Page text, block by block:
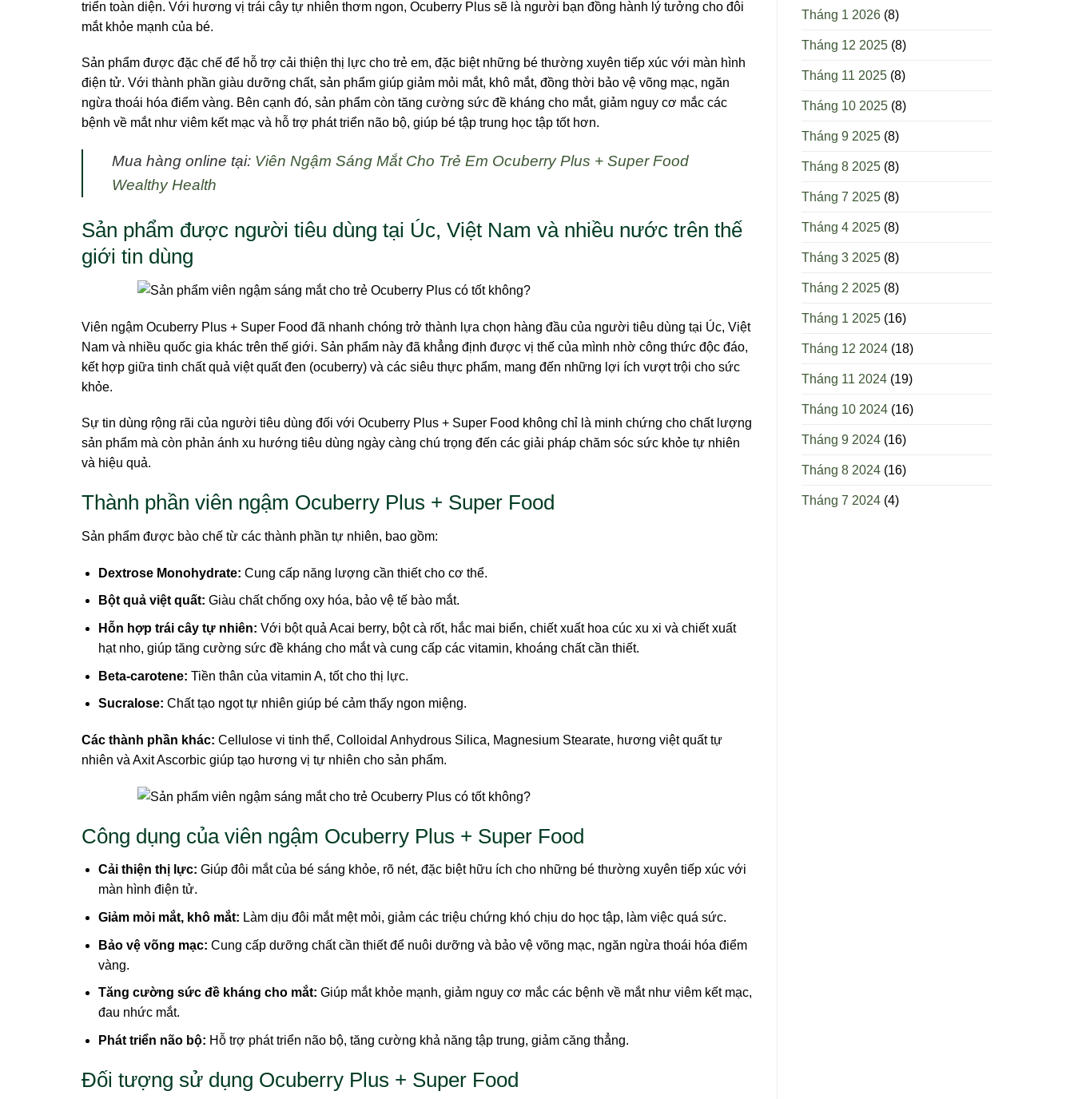
triển toàn diện. Với hương vị trái cây tự nhiên thơm ngon, Ocuberry Plus sẽ là người bạn đồng hành lý tưởng cho đôi
mắt khỏe mạnh của bé.
Sản phẩm được đặc chế để hỗ trợ cải thiện thị lực cho trẻ em, đặc biệt những bé thường xuyên tiếp xúc với màn hình
điện tử. Với thành phần giàu dưỡng chất, sản phẩm giúp giảm mỏi mắt, khô mắt, đồng thời bảo vệ võng mạc, ngăn
ngừa thoái hóa điểm vàng. Bên cạnh đó, sản phẩm còn tăng cường sức đề kháng cho mắt, giảm nguy cơ mắc các
bệnh về mắt như viêm kết mạc và hỗ trợ phát triển não bộ, giúp bé tập trung học tập tốt hơn.
Mua hàng online tại: Viên Ngậm Sáng Mắt Cho Trẻ Em Ocuberry Plus + Super Food
Wealthy Health
Sản phẩm được người tiêu dùng tại Úc, Việt Nam và nhiều nước trên thế
giới tin dùng
Viên ngậm Ocuberry Plus + Super Food đã nhanh chóng trở thành lựa chọn hàng đầu của người tiêu dùng tại Úc, Việt
Nam và nhiều quốc gia khác trên thế giới. Sản phẩm này đã khẳng định được vị thế của mình nhờ công thức độc đáo,
kết hợp giữa tinh chất quả việt quất đen (ocuberry) và các siêu thực phẩm, mang đến những lợi ích vượt trội cho sức
khỏe.
Sự tin dùng rộng rãi của người tiêu dùng đối với Ocuberry Plus + Super Food không chỉ là minh chứng cho chất lượng
sản phẩm mà còn phản ánh xu hướng tiêu dùng ngày càng chú trọng đến các giải pháp chăm sóc sức khỏe tự nhiên
và hiệu quả.
Thành phần viên ngậm Ocuberry Plus + Super Food
Sản phẩm được bào chế từ các thành phần tự nhiên, bao gồm:
Dextrose Monohydrate: Cung cấp năng lượng cần thiết cho cơ thể.
Bột quả việt quất: Giàu chất chống oxy hóa, bảo vệ tế bào mắt.
Hỗn hợp trái cây tự nhiên: Với bột quả Acai berry, bột cà rốt, hắc mai biển, chiết xuất hoa cúc xu xi và chiết xuất
hạt nho, giúp tăng cường sức đề kháng cho mắt và cung cấp các vitamin, khoáng chất cần thiết.
Beta-carotene: Tiền thân của vitamin A, tốt cho thị lực.
Sucralose: Chất tạo ngọt tự nhiên giúp bé cảm thấy ngon miệng.
Các thành phần khác: Cellulose vi tinh thể, Colloidal Anhydrous Silica, Magnesium Stearate, hương việt quất tự
nhiên và Axit Ascorbic giúp tạo hương vị tự nhiên cho sản phẩm.
Công dụng của viên ngậm Ocuberry Plus + Super Food
Cải thiện thị lực: Giúp đôi mắt của bé sáng khỏe, rõ nét, đặc biệt hữu ích cho những bé thường xuyên tiếp xúc với
màn hình điện tử.
Giảm mỏi mắt, khô mắt: Làm dịu đôi mắt mệt mỏi, giảm các triệu chứng khó chịu do học tập, làm việc quá sức.
Bảo vệ võng mạc: Cung cấp dưỡng chất cần thiết để nuôi dưỡng và bảo vệ võng mạc, ngăn ngừa thoái hóa điểm
vàng.
Tăng cường sức đề kháng cho mắt: Giúp mắt khỏe mạnh, giảm nguy cơ mắc các bệnh về mắt như viêm kết mạc,
đau nhức mắt.
Phát triển não bộ: Hỗ trợ phát triển não bộ, tăng cường khả năng tập trung, giảm căng thẳng.
Đối tượng sử dụng Ocuberry Plus + Super Food
Tháng 1 2026 (8)
Tháng 12 2025 (8)
Tháng 11 2025 (8)
Tháng 10 2025 (8)
Tháng 9 2025 (8)
Tháng 8 2025 (8)
Tháng 7 2025 (8)
Tháng 4 2025 (8)
Tháng 3 2025 (8)
Tháng 2 2025 (8)
Tháng 1 2025 (16)
Tháng 12 2024 (18)
Tháng 11 2024 (19)
Tháng 10 2024 (16)
Tháng 9 2024 (16)
Tháng 8 2024 (16)
Tháng 7 2024 (4)